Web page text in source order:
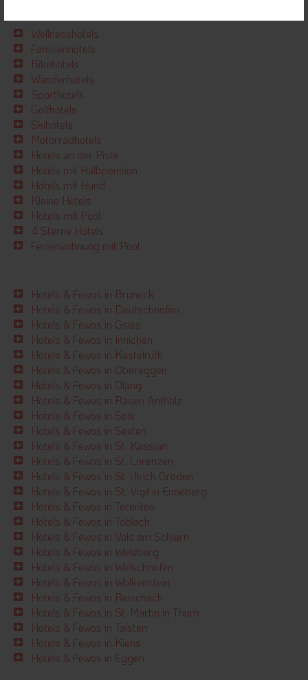
Wellnesshotels
Familienhotels
Bikehotels
Wanderhotels
Sporthotels
Golfhotels
Skihotels
Motorradhotels
Hotels an der Piste
Hotels mit Halbpension
Hotels mit Hund
Kleine Hotels
Hotels mit Pool
4 Sterne Hotels
Ferienwohnung mit Pool
Hotels & Fewos in Bruneck
Hotels & Fewos in Deutschnofen
Hotels & Fewos in Gsies
Hotels & Fewos in Innichen
Hotels & Fewos in Kastelruth
Hotels & Fewos in Obereggen
Hotels & Fewos in Olang
Hotels & Fewos in Rasen Antholz
Hotels & Fewos in Seis
Hotels & Fewos in Sexten
Hotels & Fewos in St. Kassian
Hotels & Fewos in St. Lorenzen
Hotels & Fewos in St. Ulrich Gröden
Hotels & Fewos in St. Vigil in Enneberg
Hotels & Fewos in Terenten
Hotels & Fewos in Toblach
Hotels & Fewos in Völs am Schlern
Hotels & Fewos in Welsberg
Hotels & Fewos in Welschnofen
Hotels & Fewos in Wolkenstein
Hotels & Fewos in Reischach
Hotels & Fewos in St. Martin in Thurn
Hotels & Fewos in Taisten
Hotels & Fewos in Kiens
Hotels & Fewos in Eggen